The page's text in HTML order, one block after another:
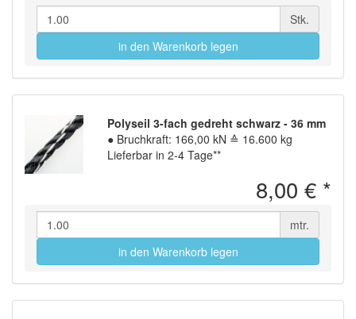
Stk.
in den Warenkorb legen
Polyseil 3-fach gedreht schwarz - 36 mm
● Bruchkraft: 166,00 kN ≙ 16.600 kg
Lieferbar in 2-4 Tage**
8,00 € *
mtr.
in den Warenkorb legen